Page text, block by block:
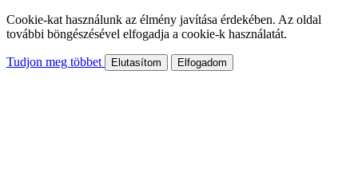
Cookie-kat használunk az élmény javítása érdekében. Az oldal
további böngészésével elfogadja a cookie-k használatát.
Tudjon meg többet Elutasítom Elfogadom